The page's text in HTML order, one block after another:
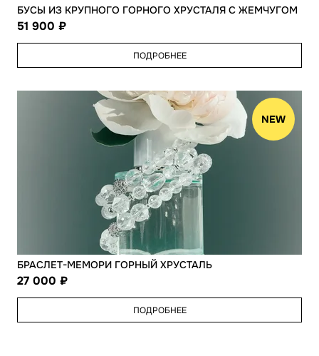
БУСЫ ИЗ КРУПНОГО ГОРНОГО ХРУСТАЛЯ С ЖЕМЧУГОМ
51 900
ПОДРОБНЕЕ
NEW
БРАСЛЕТ-МЕМОРИ ГОРНЫЙ ХРУСТАЛЬ
27 000
ПОДРОБНЕЕ